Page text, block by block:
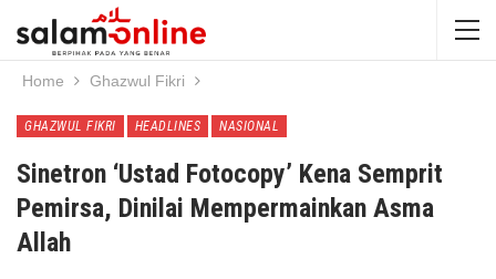
Home Ghazwul Fikri
GHAZWUL FIKRI HEADLINES NASIONAL
Sinetron ‘Ustad Fotocopy’ Kena Semprit
Pemirsa, Dinilai Mempermainkan Asma
Allah